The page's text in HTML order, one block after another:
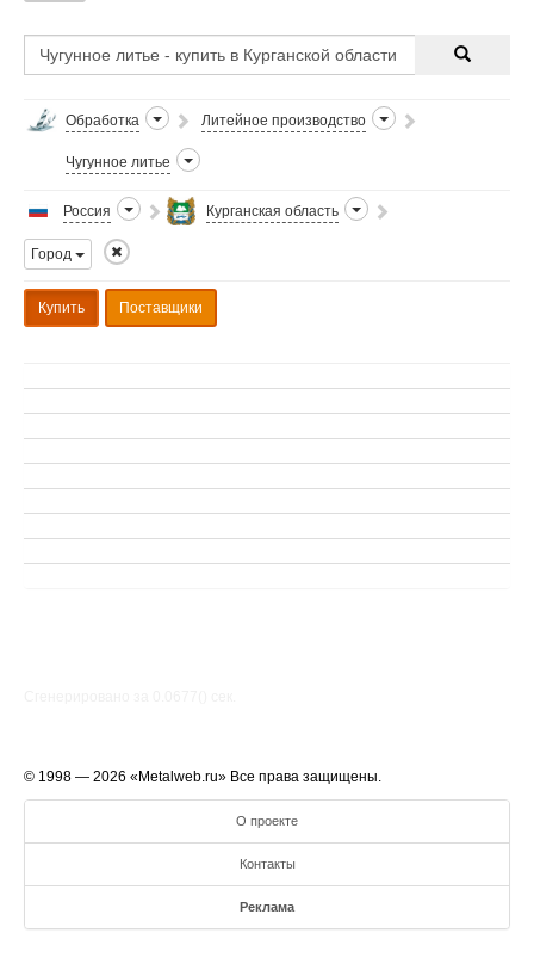
Обработка Литейное производство
Чугунное литье
Россия Курганская область
Город
Купить Поставщики
© 1998 — 2026 «Metalweb.ru» Все права защищены.
О проекте
Контакты
Реклама